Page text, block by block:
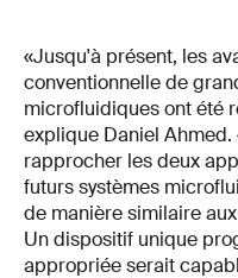
«Jusqu'à présent, les
conventionnelle de
microfluidiques ont été
explique Daniel
rapprocher les deux
futurs systèmes
de manière similaire
Un dispositif unique
appropriée serait